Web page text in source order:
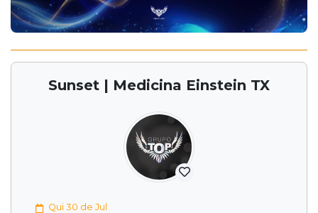
Sunset | Medicina Einstein TX
Qui 30 de Jul